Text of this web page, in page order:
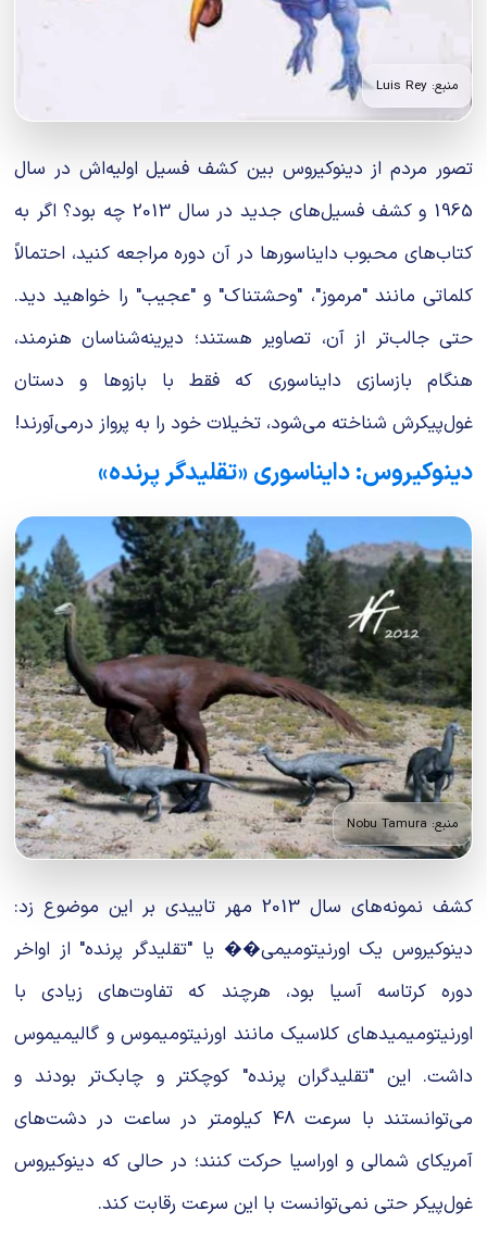
منبع: Luis Rey
تصور مردم از دینوکیروس بین کشف فسیل اولیه‌اش در سال
1965 و کشف فسیل‌های جدید در سال 2013 چه بود؟ اگر به
کتاب‌های محبوب دایناسورها در آن دوره مراجعه کنید، احتمالاً
کلماتی مانند "مرموز"، "وحشتناک" و "عجیب" را خواهید دید.
حتی جالب‌تر از آن، تصاویر هستند؛ دیرینه‌شناسان هنرمند،
هنگام بازسازی دایناسوری که فقط با بازوها و دستان
غول‌پیکرش شناخته می‌شود، تخیلات خود را به پرواز درمی‌آورند!
دینوکیروس: دایناسوری «تقلیدگر پرنده»
منبع: Nobu Tamura
کشف نمونه‌های سال 2013 مهر تاییدی بر این موضوع زد:
دینوکیروس یک اورنیتومیمی�� یا "تقلیدگر پرنده" از اواخر
دوره کرتاسه آسیا بود، هرچند که تفاوت‌های زیادی با
اورنیتومیمیدهای کلاسیک مانند اورنیتومیموس و گالیمیموس
داشت. این "تقلیدگران پرنده" کوچکتر و چابک‌تر بودند و
می‌توانستند با سرعت 48 کیلومتر در ساعت در دشت‌های
آمریکای شمالی و اوراسیا حرکت کنند؛ در حالی که دینوکیروس
غول‌پیکر حتی نمی‌توانست با این سرعت رقابت کند.